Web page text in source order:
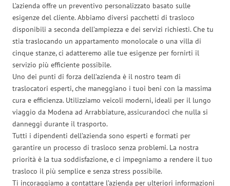
L’azienda offre un preventivo personalizzato basato sulle
esigenze del cliente. Abbiamo diversi pacchetti di trasloco
disponibili a seconda dell’ampiezza e dei servizi richiesti. Che tu
stia traslocando un appartamento monolocale o una villa di
cinque stanze, ci adatteremo alle tue esigenze per fornirti il
servizio più efficiente possibile.
Uno dei punti di forza dell’azienda è il nostro team di
traslocatori esperti, che maneggiano i tuoi beni con la massima
cura e efficienza. Utilizziamo veicoli moderni, ideali per il lungo
viaggio da Modena ad Arrabbiature, assicurandoci che nulla si
danneggi durante il trasporto.
Tutti i dipendenti dell’azienda sono esperti e formati per
garantire un processo di trasloco senza problemi. La nostra
priorità è la tua soddisfazione, e ci impegniamo a rendere il tuo
trasloco il più semplice e senza stress possibile.
Ti incoraggiamo a contattare l’azienda per ulteriori informazioni